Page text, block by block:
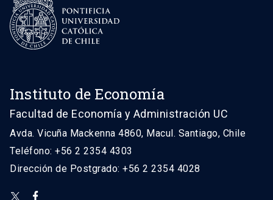
Instituto de Economía
Facultad de Economía y Administración UC
Avda. Vicuña Mackenna 4860, Macul. Santiago, Chile
Teléfono: +56 2 2354 4303
Dirección de Postgrado: +56 2 2354 4028